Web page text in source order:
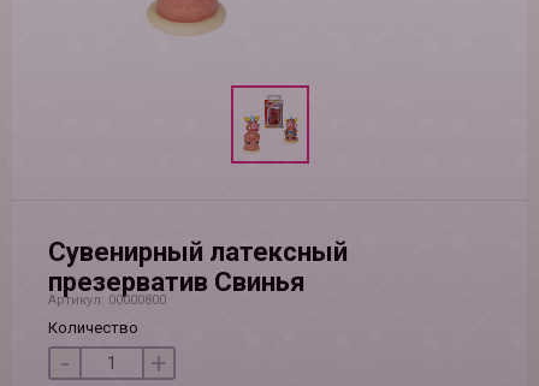
Сувенирный латексный
презерватив Свинья
Артикул: 00000800
Количество
- +